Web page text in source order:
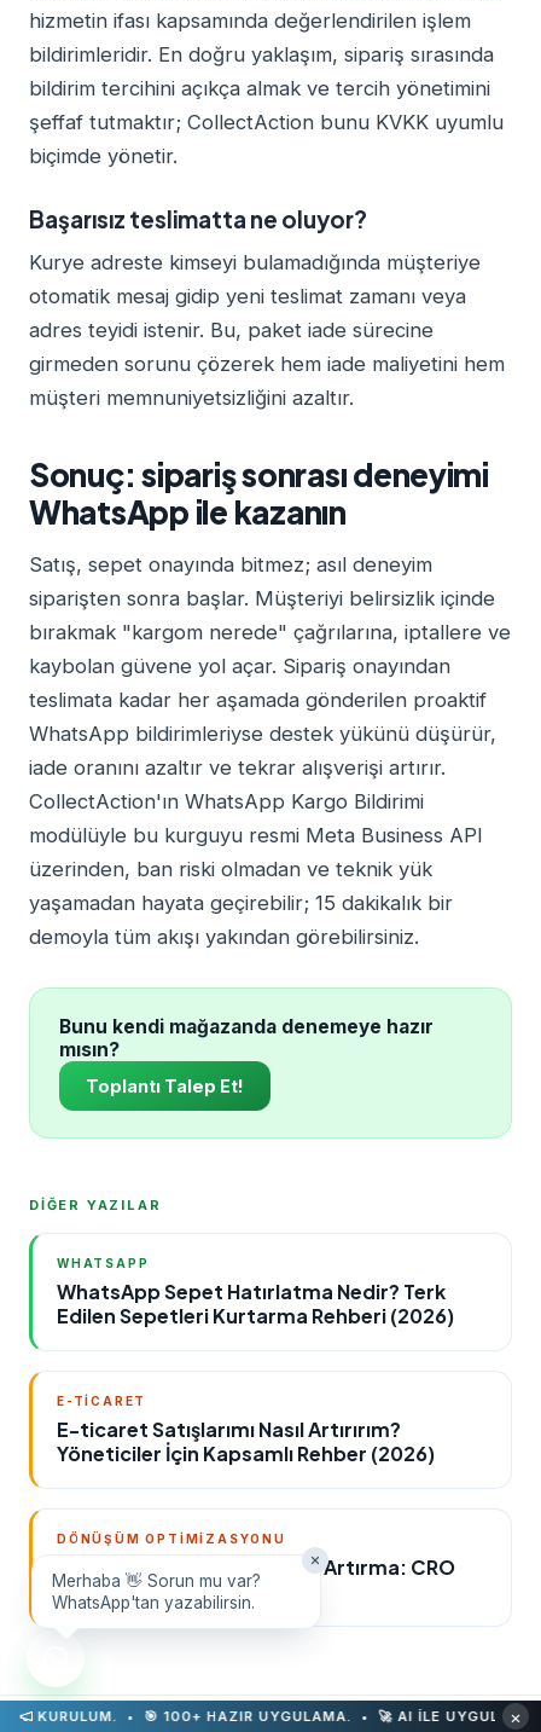
hizmetin ifası kapsamında değerlendirilen işlem
bildirimleridir. En doğru yaklaşım, sipariş sırasında
bildirim tercihini açıkça almak ve tercih yönetimini
şeffaf tutmaktır; CollectAction bunu KVKK uyumlu
biçimde yönetir.
Başarısız teslimatta ne oluyor?
Kurye adreste kimseyi bulamadığında müşteriye
otomatik mesaj gidip yeni teslimat zamanı veya
adres teyidi istenir. Bu, paket iade sürecine
girmeden sorunu çözerek hem iade maliyetini hem
müşteri memnuniyetsizliğini azaltır.
Sonuç: sipariş sonrası deneyimi
WhatsApp ile kazanın
Satış, sepet onayında bitmez; asıl deneyim
siparişten sonra başlar. Müşteriyi belirsizlik içinde
bırakmak "kargom nerede" çağrılarına, iptallere ve
kaybolan güvene yol açar. Sipariş onayından
teslimata kadar her aşamada gönderilen proaktif
WhatsApp bildirimleriyse destek yükünü düşürür,
iade oranını azaltır ve tekrar alışverişi artırır.
CollectAction'ın WhatsApp Kargo Bildirimi
modülüyle bu kurguyu resmi Meta Business API
üzerinden, ban riski olmadan ve teknik yük
yaşamadan hayata geçirebilir; 15 dakikalık bir
demoyla tüm akışı yakından görebilirsiniz.
Bunu kendi mağazanda denemeye hazır
mısın?
Toplantı Talep Et!
DİĞER YAZILAR
WHATSAPP
WhatsApp Sepet Hatırlatma Nedir? Terk
Edilen Sepetleri Kurtarma Rehberi (2026)
E-TICARET
E-ticaret Satışlarımı Nasıl Artırırım?
Yöneticiler İçin Kapsamlı Rehber (2026)
DÖNÜŞÜM OPTIMIZASYONU
E-ticaret Dönüşüm Oranını Artırma: CRO
Rehberi ve Araçları (2026)
Merhaba 👋 Sorun mu var?
WhatsApp'tan yazabilirsin.
• 🎯 100+ HAZIR UYGULAMA. •🚀 AI İLE UYGULAMANI OLUŞTUR.
×